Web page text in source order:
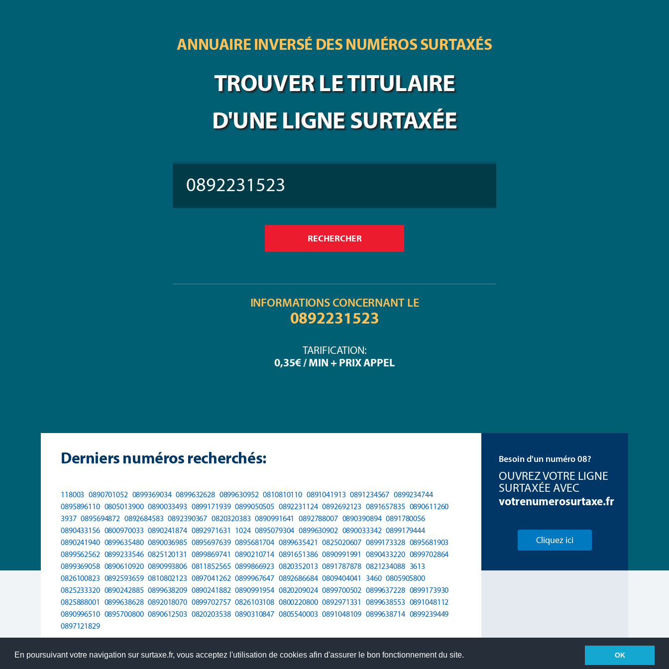
En poursuivant votre navigation sur surtaxe.fr, vous acceptez l'utilisation de cookies afin d'assurer le bon fonctionnement du site. OK
ANNUAIRE INVERSÉ DES NUMÉROS SURTAXÉS
TROUVER LE TITULAIRE
D'UNE LIGNE SURTAXÉE
INFORMATIONS CONCERNANT LE
0892231523
TARIFICATION:
0,35€ / MIN + PRIX APPEL
Derniers numéros recherchés:
118003 0890701052 0899369034 0899632628 0899630952 0810810110 0891041913 0891234567 0899234744
0895896110 0805013900 0890033493 0899171939 0899050505 0892231124 0892692123 0891657835 0890611260
3937 0895694872 0892684583 0892390367 0820320383 0890991641 0892788007 0890390894 0891780056
0890433156 0800970033 0890241874 0892971631 1024 0895079304 0899630902 0890033342 0899179444
0890241940 0899635480 0890036985 0895697639 0895681704 0899635421 0825020607 0899173328 0895681903
0899562562 0899233546 0825120131 0899869741 0890210714 0891651386 0890991991 0890433220 0899702864
0899369058 0890610920 0890993806 0811852565 0899866923 0820352013 0891787878 0821234088 3613
0826100823 0892593659 0810802123 0897041262 0899967647 0892686684 0809404041 3460 0805905800
0825233320 0890242885 0899638209 0890241882 0890991954 0820209024 0899700502 0899637228 0899173930
0825888001 0899638628 0892018070 0899702757 0826103108 0800220800 0892971331 0899638553 0891048112
0890996510 0895700800 0890612503 0820203538 0890310847 0805540003 0891048109 0899638714 0899239449
0897121829
Besoin d'un numéro 08?
OUVREZ VOTRE LIGNE
SURTAXÉE AVEC
votrenumerosurtaxe.fr
Cliquez ici